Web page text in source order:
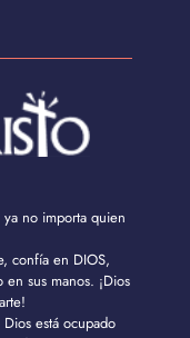
no importa quien
confía en DIOS,
sus manos. ¡Dios
está ocupado